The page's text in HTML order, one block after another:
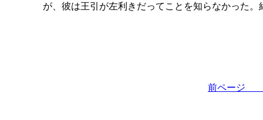
が、彼は王引が左利きだってことを知らなかった
前ペー